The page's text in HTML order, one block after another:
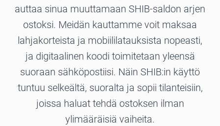
auttaa sinua muuttamaan SHIB-saldon arjen
ostoksi. Meidän kauttamme voit maksaa
lahjakorteista ja mobiililatauksista nopeasti,
ja digitaalinen koodi toimitetaan yleensä
suoraan sähköpostiisi. Näin SHIB:in käyttö
tuntuu selkeältä, suoralta ja sopii tilanteisiin,
joissa haluat tehdä ostoksen ilman
ylimääräisiä vaiheita.